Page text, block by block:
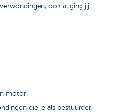
ook al ging jij
motor
die je als bestuurder